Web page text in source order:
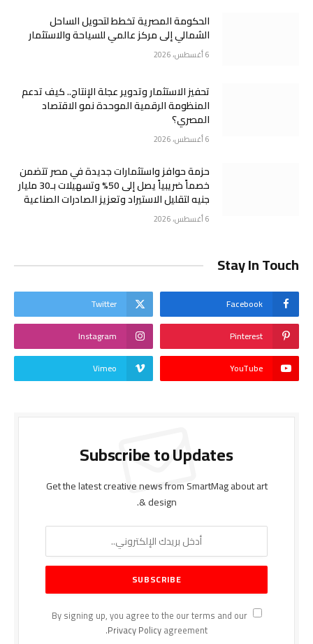
الحكومة المصرية تخطط لتحويل الساحل
الشمالي إلى مركز عالمي للسياحة والاستثمار
6 أغسطس، 2026
تحفيز الاستثمار وتدوير عجلة الإنتاج.. كيف تدعم
المنظومة الرقمية الموحدة نمو الاقتصاد
المصري؟
6 أغسطس، 2026
حزمة حوافز واستثمارات جديدة في مصر تتضمن
خصماً ضريبياً يصل إلى 50% وتسهيلات بـ30 مليار
جنيه لتقليل الاستيراد وتعزيز الصادرات الصناعية
6 أغسطس، 2026
Stay In Touch
Facebook
Twitter
Pinterest
Instagram
YouTube
Vimeo
Subscribe to Updates
Get the latest creative news from SmartMag about art
& design.
By signing up, you agree to the our terms and our
Privacy Policyagreement.